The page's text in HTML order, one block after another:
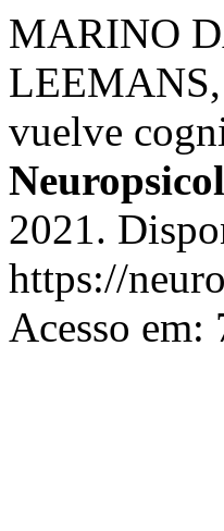
MARINO
LEEMANS,
vuelve
2021.
https://
Acesso em: